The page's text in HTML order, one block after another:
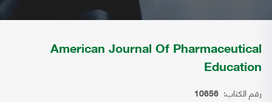
American Journal Of Pharmaceutical
Education
رقم الكتاب: 10656